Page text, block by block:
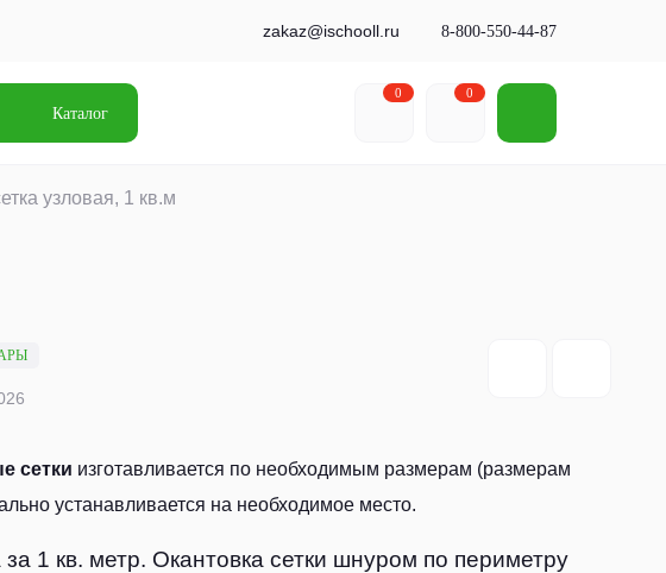
zakaz@ischooll.ru 8-800-550-44-87
Каталог
0 0
узловая, 1 кв.м
сетки изготавливается по необходимым размерам (размерам
устанавливается на необходимое место.
1 кв. метр. Окантовка сетки шнуром по периметру